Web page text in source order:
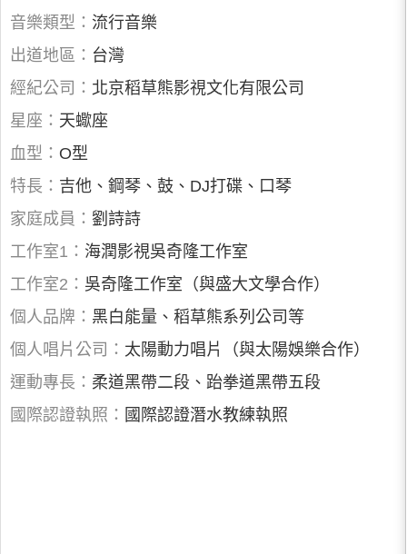
音樂類型： 流行音樂
出道地區： 台灣
經紀公司： 北京稻草熊影視文化有限公司
星座： 天蠍座
血型： O型
特長： 吉他、鋼琴、鼓、DJ打碟、口琴
家庭成員： 劉詩詩
工作室1： 海潤影視吳奇隆工作室
工作室2： 吳奇隆工作室（與盛大文學合作）
個人品牌： 黑白能量、稻草熊系列公司等
個人唱片公司： 太陽動力唱片（與太陽娛樂合作）
運動專長： 柔道黑帶二段、跆拳道黑帶五段
國際認證執照： 國際認證潛水教練執照